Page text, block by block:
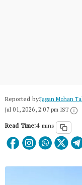
Reported by:Jagan Mohan
Jul 01, 2026, 2:07 pm IST
Read Time:4 mins